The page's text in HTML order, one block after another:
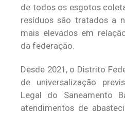
de todos os esgotos
resíduos são tratados a
mais elevados em
da federação.
Desde 2021, o Distrito
de universalização
Legal do Saneamento
atendimentos de